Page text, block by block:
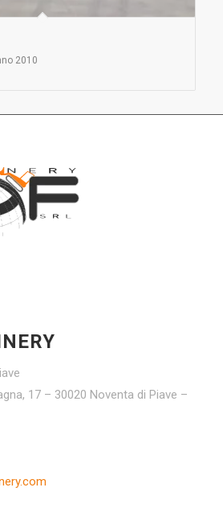
2010
17 – 30020 Noventa di Piave –